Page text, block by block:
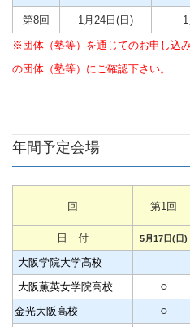
第8回 1月24日(日)
※団体（塾等）を通じてのお申し込
の団体（塾等）にご確認下さい。
年間予定会場
回 第1回
日 付 5月17日(日)
大阪学院大学高校
大阪薫英女学院高校 ○
金光大阪高校 ○